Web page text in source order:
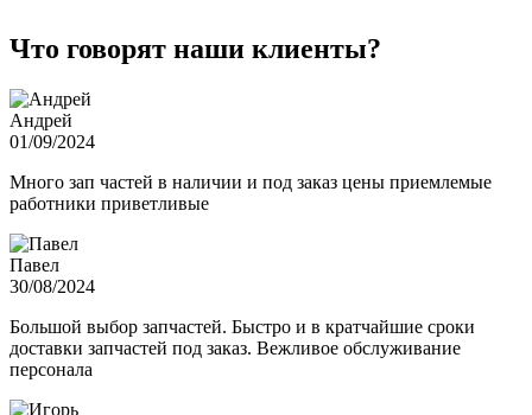
Что говорят наши клиенты?
Андрей
01/09/2024
Много зап частей в наличии и под заказ цены приемлемые
работники приветливые
Павел
30/08/2024
Большой выбор запчастей. Быстро и в кратчайшие сроки
доставки запчастей под заказ. Вежливое обслуживание
персонала